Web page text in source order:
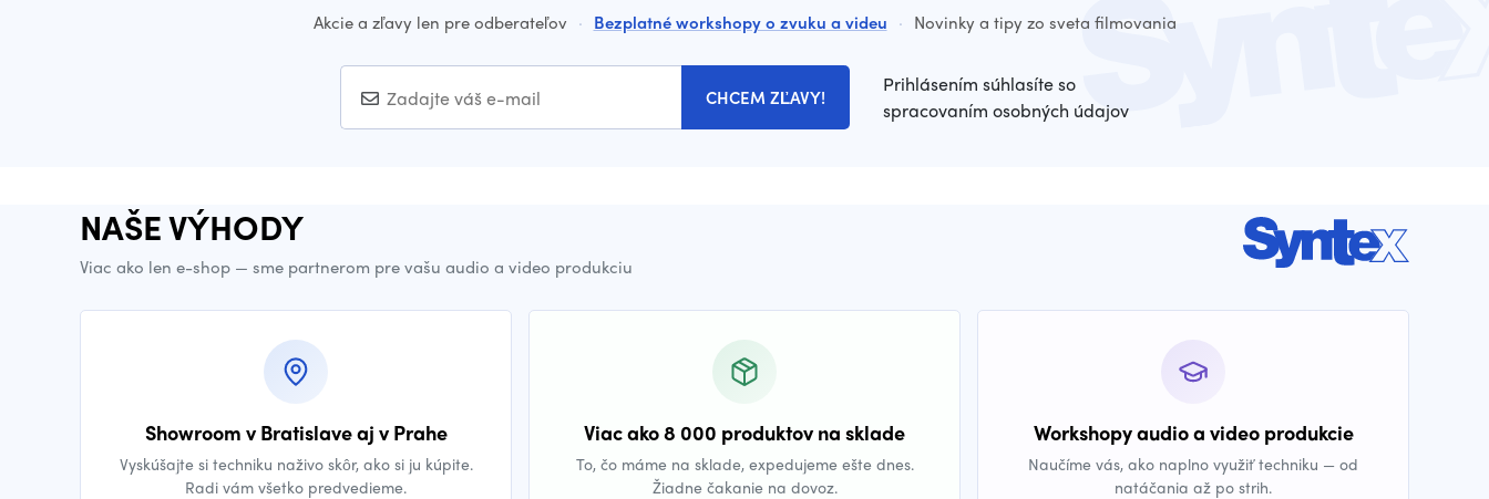
Akcie a zľavy len pre odberateľov · Bezplatné workshopy o zvuku a videu · Novinky a tipy zo sveta filmovania
CHCEM ZĽAVY!
Prihlásením súhlasíte so
spracovaním osobných údajov
NAŠE VÝHODY
Viac ako len e-shop — sme partnerom pre vašu audio a video produkciu
Showroom v Bratislave aj v Prahe
Vyskúšajte si techniku naživo skôr, ako si ju kúpite.
Radi vám všetko predvedieme.
Viac ako 8 000 produktov na sklade
To, čo máme na sklade, expedujeme ešte dnes.
Žiadne čakanie na dovoz.
Workshopy audio a video produkcie
Naučíme vás, ako naplno využiť techniku — od
natáčania až po strih.